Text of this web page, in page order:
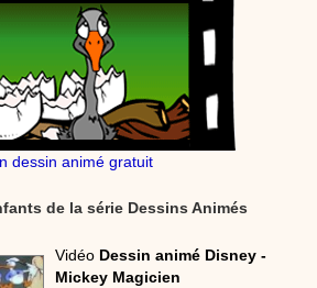
dessin animé gratuit
de la série Dessins Animés
Vidéo Dessin animé Disney -
Mickey Magicien